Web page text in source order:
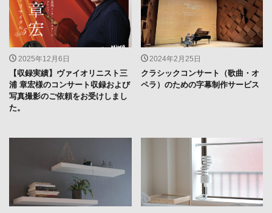
2025年12月6日
【収録実績】ヴァイオリニスト三
浦 章宏様のコンサート収録および
写真撮影のご依頼をお受けしまし
た。
2024年2月25日
クラシックコンサート（歌曲・オ
ペラ）のための字幕制作サービス